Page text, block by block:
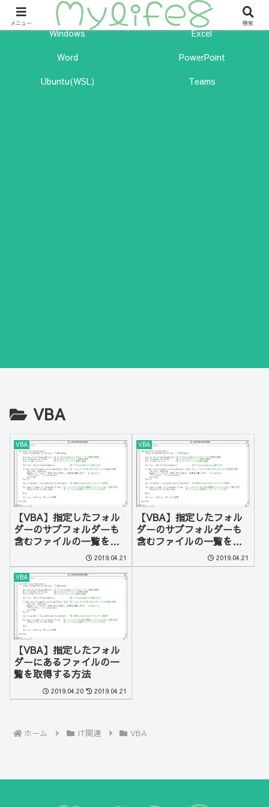
ITの力を味方につけて幸せになるためのサイトです。
Windows
Excel
Word
PowerPoint
Ubuntu(WSL)
Teams
VBA
VBA
【VBA】指定したフォル
ダーのサブフォルダーも
含むファイルの一覧を配
列で取得する方法 2019.04.21
VBA
【VBA】指定したフォル
ダーのサブフォルダーも
含むファイルの一覧を取
2019.04.21
VBA
【VBA】指定したフォル
ダーにあるファイルの一
覧を取得する方法
2019.04.20 2019.04.21
ホーム IT関連 VBA
メニュー 検索